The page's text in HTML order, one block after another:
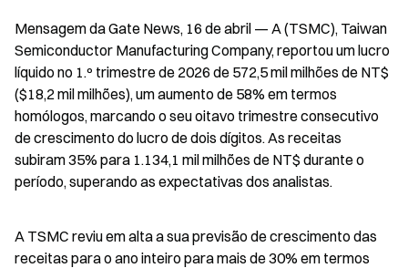
Mensagem da Gate News, 16 de abril — A (TSMC), Taiwan
Semiconductor Manufacturing Company, reportou um lucro
líquido no 1.º trimestre de 2026 de 572,5 mil milhões de NT$
($18,2 mil milhões), um aumento de 58% em termos
homólogos, marcando o seu oitavo trimestre consecutivo
de crescimento do lucro de dois dígitos. As receitas
subiram 35% para 1.134,1 mil milhões de NT$ durante o
período, superando as expectativas dos analistas.
A TSMC reviu em alta a sua previsão de crescimento das
receitas para o ano inteiro para mais de 30% em termos